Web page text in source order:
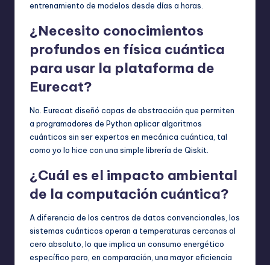
entrenamiento de modelos desde días a horas.
¿Necesito conocimientos
profundos en física cuántica
para usar la plataforma de
Eurecat?
No. Eurecat diseñó capas de abstracción que permiten
a programadores de Python aplicar algoritmos
cuánticos sin ser expertos en mecánica cuántica, tal
como yo lo hice con una simple librería de Qiskit.
¿Cuál es el impacto ambiental
de la computación cuántica?
A diferencia de los centros de datos convencionales, los
sistemas cuánticos operan a temperaturas cercanas al
cero absoluto, lo que implica un consumo energético
específico pero, en comparación, una mayor eficiencia